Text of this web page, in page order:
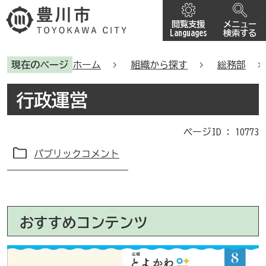
閲覧支援
Languages
メニュー
検索する
現在のページ ホーム 組織から探す 総務部
行政運営
ページID : 10773
パブリックコメント
おすすめコンテンツ